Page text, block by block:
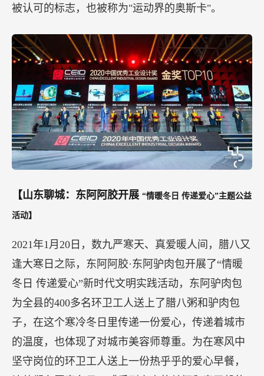
被认可的标志，也被称为"运动界的奥斯卡"。
【山东聊城：东阿阿胶开展 “情暖冬日 传递爱心”主题公益
活动】
2021年1月20日，数九严寒天、真爱暖人间，腊八又
逢大寒日之际，东阿阿胶·东阿驴肉包开展了“情暖
冬日 传递爱心”新时代文明实践活动，东阿驴肉包
为全县的400多名环卫工人送上了腊八粥和驴肉包
子，在这个寒冷冬日里传递一份爱心，传递着城市
的温度，也体现了对城市美容师尊重。为在寒风中
坚守岗位的环卫工人送上一份热乎乎的爱心早餐，